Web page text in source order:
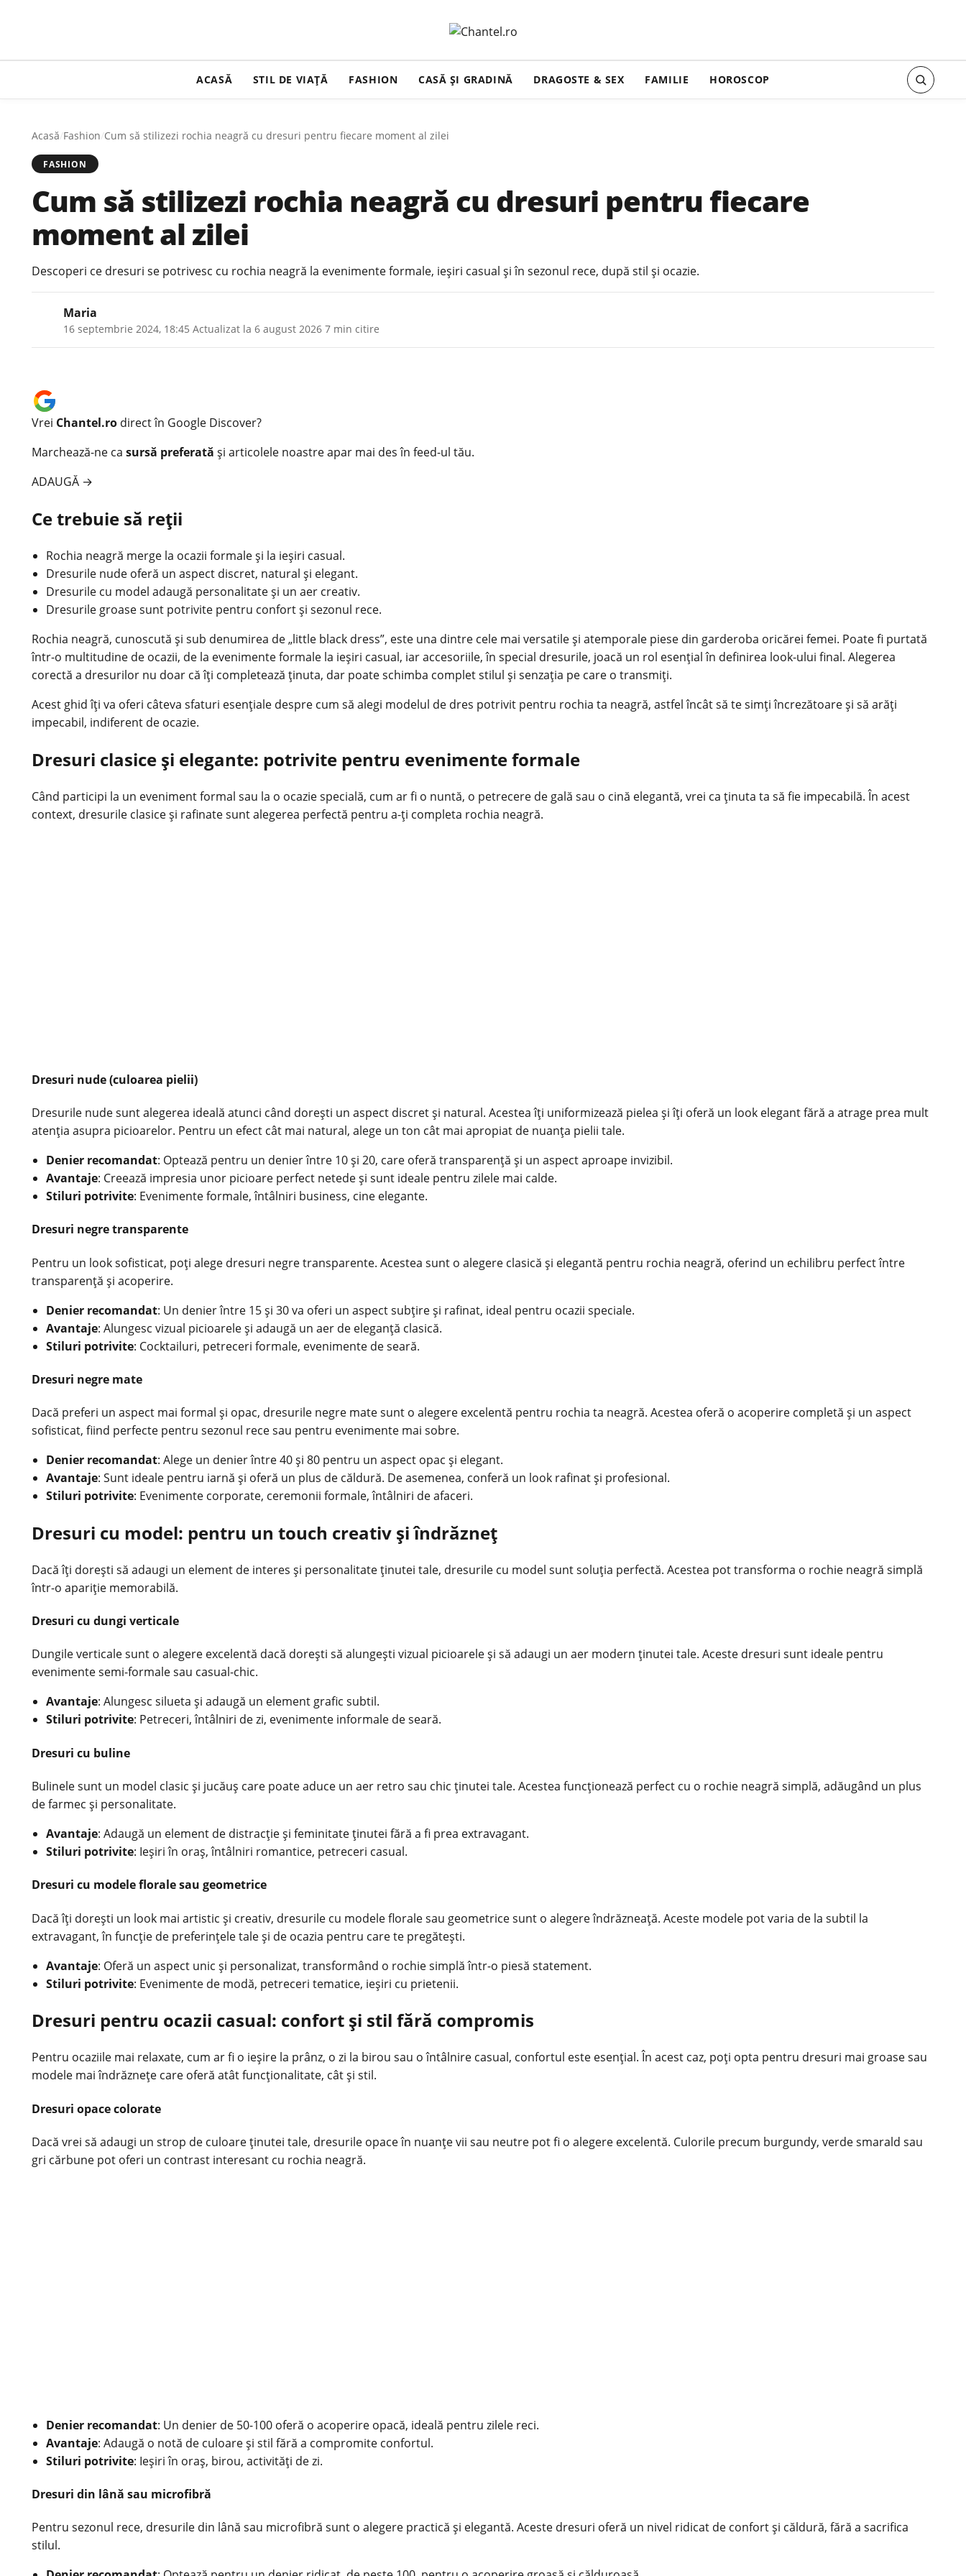
ACASĂ STIL DE VIAȚĂ FASHION CASĂ ŞI GRADINĂ DRAGOSTE & SEX FAMILIE HOROSCOP
Acasă/Fashion/Cum să stilizezi rochia neagră cu dresuri pentru fiecare moment al zilei
FASHION
Cum să stilizezi rochia neagră cu dresuri pentru fiecare
moment al zilei
Descoperi ce dresuri se potrivesc cu rochia neagră la evenimente formale, ieșiri casual și în sezonul rece, după stil și ocazie.
Maria
16 septembrie 2024, 18:45 Actualizat la 6 august 2026 7 min citire
Vrei Chantel.ro direct în Google Discover?
Marchează-ne ca sursă preferată și articolele noastre apar mai des în feed-ul tău.
ADAUGĂ →
Ce trebuie să reții
Rochia neagră merge la ocazii formale și la ieșiri casual.
Dresurile nude oferă un aspect discret, natural și elegant.
Dresurile cu model adaugă personalitate și un aer creativ.
Dresurile groase sunt potrivite pentru confort și sezonul rece.
Rochia neagră, cunoscută și sub denumirea de „little black dress”, este una dintre cele mai versatile și atemporale piese din garderoba oricărei femei. Poate fi purtată
într-o multitudine de ocazii, de la evenimente formale la ieșiri casual, iar accesoriile, în special dresurile, joacă un rol esențial în definirea look-ului final. Alegerea
corectă a dresurilor nu doar că îți completează ținuta, dar poate schimba complet stilul și senzația pe care o transmiți.
Acest ghid îți va oferi câteva sfaturi esențiale despre cum să alegi modelul de dres potrivit pentru rochia ta neagră, astfel încât să te simți încrezătoare și să arăți
impecabil, indiferent de ocazie.
Dresuri clasice și elegante: potrivite pentru evenimente formale
Când participi la un eveniment formal sau la o ocazie specială, cum ar fi o nuntă, o petrecere de gală sau o cină elegantă, vrei ca ținuta ta să fie impecabilă. În acest
context, dresurile clasice și rafinate sunt alegerea perfectă pentru a-ți completa rochia neagră.
Dresuri nude (culoarea pielii)
Dresurile nude sunt alegerea ideală atunci când dorești un aspect discret și natural. Acestea îți uniformizează pielea și îți oferă un look elegant fără a atrage prea mult
atenția asupra picioarelor. Pentru un efect cât mai natural, alege un ton cât mai apropiat de nuanța pielii tale.
Denier recomandat: Optează pentru un denier între 10 și 20, care oferă transparență și un aspect aproape invizibil.
Avantaje: Creează impresia unor picioare perfect netede și sunt ideale pentru zilele mai calde.
Stiluri potrivite: Evenimente formale, întâlniri business, cine elegante.
Dresuri negre transparente
Pentru un look sofisticat, poți alege dresuri negre transparente. Acestea sunt o alegere clasică și elegantă pentru rochia neagră, oferind un echilibru perfect între
transparență și acoperire.
Denier recomandat: Un denier între 15 și 30 va oferi un aspect subțire și rafinat, ideal pentru ocazii speciale.
Avantaje: Alungesc vizual picioarele și adaugă un aer de eleganță clasică.
Stiluri potrivite: Cocktailuri, petreceri formale, evenimente de seară.
Dresuri negre mate
Dacă preferi un aspect mai formal și opac, dresurile negre mate sunt o alegere excelentă pentru rochia ta neagră. Acestea oferă o acoperire completă și un aspect
sofisticat, fiind perfecte pentru sezonul rece sau pentru evenimente mai sobre.
Denier recomandat: Alege un denier între 40 și 80 pentru un aspect opac și elegant.
Avantaje: Sunt ideale pentru iarnă și oferă un plus de căldură. De asemenea, conferă un look rafinat și profesional.
Stiluri potrivite: Evenimente corporate, ceremonii formale, întâlniri de afaceri.
Dresuri cu model: pentru un touch creativ și îndrăzneț
Dacă îți dorești să adaugi un element de interes și personalitate ținutei tale, dresurile cu model sunt soluția perfectă. Acestea pot transforma o rochie neagră simplă
într-o apariție memorabilă.
Dresuri cu dungi verticale
Dungile verticale sunt o alegere excelentă dacă dorești să alungești vizual picioarele și să adaugi un aer modern ținutei tale. Aceste dresuri sunt ideale pentru
evenimente semi-formale sau casual-chic.
Avantaje: Alungesc silueta și adaugă un element grafic subtil.
Stiluri potrivite: Petreceri, întâlniri de zi, evenimente informale de seară.
Dresuri cu buline
Bulinele sunt un model clasic și jucăuș care poate aduce un aer retro sau chic ținutei tale. Acestea funcționează perfect cu o rochie neagră simplă, adăugând un plus
de farmec și personalitate.
Avantaje: Adaugă un element de distracție și feminitate ținutei fără a fi prea extravagant.
Stiluri potrivite: Ieșiri în oraș, întâlniri romantice, petreceri casual.
Dresuri cu modele florale sau geometrice
Dacă îți dorești un look mai artistic și creativ, dresurile cu modele florale sau geometrice sunt o alegere îndrăzneață. Aceste modele pot varia de la subtil la
extravagant, în funcție de preferințele tale și de ocazia pentru care te pregătești.
Avantaje: Oferă un aspect unic și personalizat, transformând o rochie simplă într-o piesă statement.
Stiluri potrivite: Evenimente de modă, petreceri tematice, ieșiri cu prietenii.
Dresuri pentru ocazii casual: confort și stil fără compromis
Pentru ocaziile mai relaxate, cum ar fi o ieșire la prânz, o zi la birou sau o întâlnire casual, confortul este esențial. În acest caz, poți opta pentru dresuri mai groase sau
modele mai îndrăznețe care oferă atât funcționalitate, cât și stil.
Dresuri opace colorate
Dacă vrei să adaugi un strop de culoare ținutei tale, dresurile opace în nuanțe vii sau neutre pot fi o alegere excelentă. Culorile precum burgundy, verde smarald sau
gri cărbune pot oferi un contrast interesant cu rochia neagră.
Denier recomandat: Un denier de 50-100 oferă o acoperire opacă, ideală pentru zilele reci.
Avantaje: Adaugă o notă de culoare și stil fără a compromite confortul.
Stiluri potrivite: Ieșiri în oraș, birou, activități de zi.
Dresuri din lână sau microfibră
Pentru sezonul rece, dresurile din lână sau microfibră sunt o alegere practică și elegantă. Aceste dresuri oferă un nivel ridicat de confort și căldură, fără a sacrifica
stilul.